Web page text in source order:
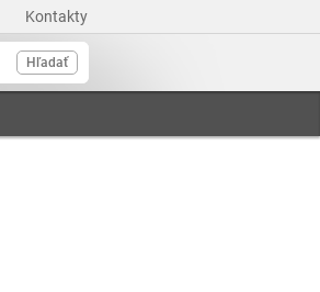
Kontakty
Hľadať